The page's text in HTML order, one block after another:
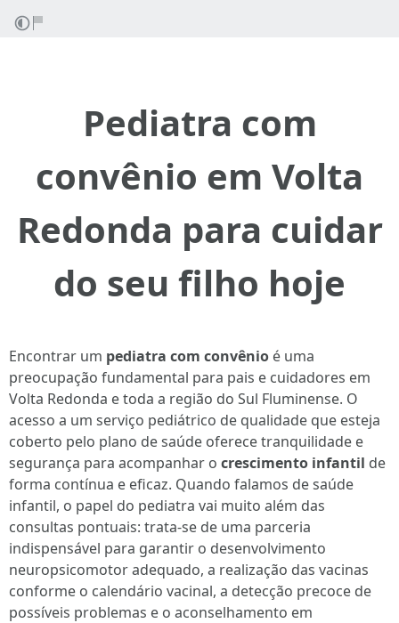
Pediatra com
convênio em Volta
Redonda para cuidar
do seu filho hoje
Encontrar um pediatra com convênio é uma
preocupação fundamental para pais e cuidadores em
Volta Redonda e toda a região do Sul Fluminense. O
acesso a um serviço pediátrico de qualidade que esteja
coberto pelo plano de saúde oferece tranquilidade e
segurança para acompanhar o crescimento infantil de
forma contínua e eficaz. Quando falamos de saúde
infantil, o papel do pediatra vai muito além das
consultas pontuais: trata-se de uma parceria
indispensável para garantir o desenvolvimento
neuropsicomotor adequado, a realização das vacinas
conforme o calendário vacinal, a detecção precoce de
possíveis problemas e o aconselhamento em